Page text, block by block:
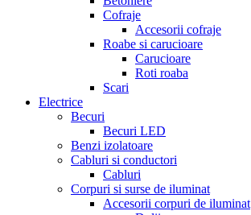
Cofraje
Accesorii cofraje
Roabe si carucioare
Carucioare
Roti roaba
Scari
Electrice
Becuri
Becuri LED
Benzi izolatoare
Cabluri si conductori
Cabluri
Corpuri si surse de iluminat
Accesorii corpuri de iluminat